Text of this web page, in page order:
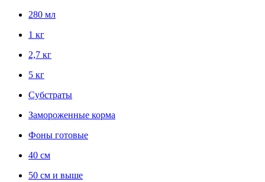
280 мл
1 кг
2,7 кг
5 кг
Субстраты
Замороженные корма
Фоны готовые
40 см
50 см и выше